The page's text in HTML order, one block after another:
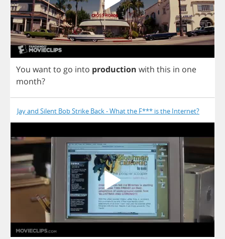
You wantto go into production with this in one
month?
Jay and Silent Bob Strike Back - What the F*** is the Internet?